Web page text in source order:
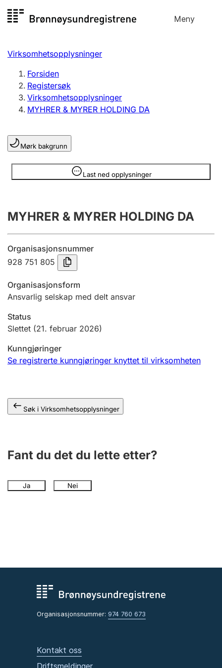
til
Meny
Registersøk
Aksjeselskap
Enkeltpersonforetak
Registrere, endre, slette
Lag og forening
Registrere, endre, slette
Innsending og forsinkelsesgebyr
Tinglysing
Jeger
Offentlig sektor
Andre tema
Virksomhetsopplysninger
Forsiden
Registersøk
Virksomhetsopplysninger
MYHRER & MYRER HOLDING DA
Mørk bakgrunn
Last ned opplysninger
Opplysninger er skjult
MYHRER & MYRER HOLDING DA
Organisasjonsnummer
928 751 805
Organisasjonsform
Ansvarlig selskap med delt ansvar
Status
Slettet (21. februar 2026)
Kunngjøringer
Se registrerte kunngjøringer knyttet til virksomheten
Søk i Virksomhetsopplysninger
Fant du det du lette etter?
Ja Nei
Organisasjonsnummer: 974 760 673
Kontakt oss